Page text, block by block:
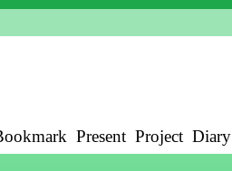
Present Project Diary